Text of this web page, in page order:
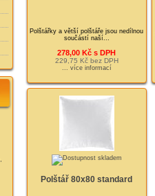
Polštářky a větší polštáře jsou nedílnou
součástí naší...
278,00 Kč s DPH
229,75 Kč bez DPH
... více informací
Polštář 80x80 standard